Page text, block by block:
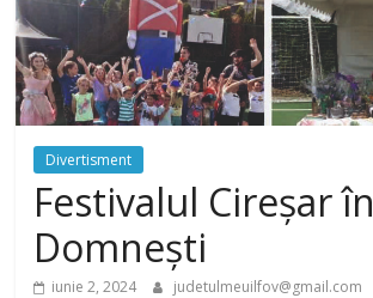
Divertisment
Festivalul Cireșar în
Domnești
iunie 2, 2024 judetulmeuilfov@gmail.com